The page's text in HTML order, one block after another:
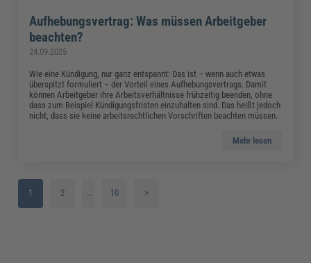
Aufhebungsvertrag: Was müssen Arbeitgeber
beachten?
24.09.2025
Wie eine Kündigung, nur ganz entspannt: Das ist – wenn auch etwas
überspitzt formuliert – der Vorteil eines Aufhebungsvertrags. Damit
können Arbeitgeber ihre Arbeitsverhältnisse frühzeitig beenden, ohne
dass zum Beispiel Kündigungsfristen einzuhalten sind. Das heißt jedoch
nicht, dass sie keine arbeitsrechtlichen Vorschriften beachten müssen.
Mehr lesen
1 2 … 10 >